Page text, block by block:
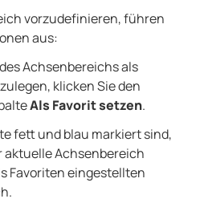
vorzudefinieren, führen
aus:
Achsenbereichs als
klicken Sie den
Als Favorit setzen.
fett und blau markiert sind,
Achsenbereich
Favoriten eingestellten